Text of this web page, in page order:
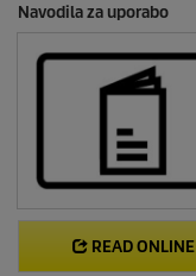
Navodila za uporabo
READ ONLINE